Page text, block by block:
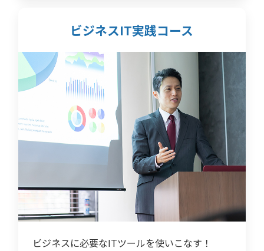
ビジネスIT実践コース
ビジネスに必要なITツールを使いこなす！